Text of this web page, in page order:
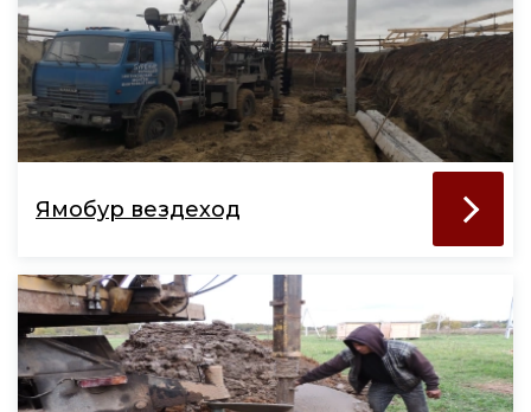
Ямобур вездеход